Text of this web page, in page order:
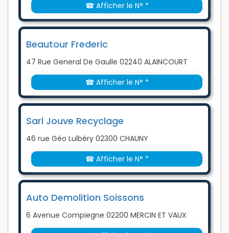
☎ Afficher le N° *
Beautour Frederic
47 Rue General De Gaulle 02240 ALAINCOURT
☎ Afficher le N° *
Sarl Jouve Recyclage
46 rue Géo Lulbéry 02300 CHAUNY
☎ Afficher le N° *
Auto Demolition Soissons
6 Avenue Compiegne 02200 MERCIN ET VAUX